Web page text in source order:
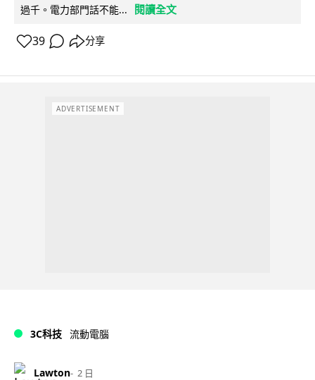
過千。電力部門話不能...
閱讀全文
39 分享
ADVERTISEMENT
3C科技 流動電腦
Lawton 2 日